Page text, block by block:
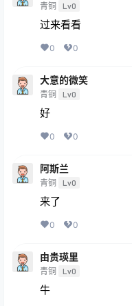
青铜 Lv0
过来看看
0 0
大意的微笑
青铜 Lv0
好
0 0
阿斯兰
青铜 Lv0
来了
0 0
由贵瑛里
青铜 Lv0
牛